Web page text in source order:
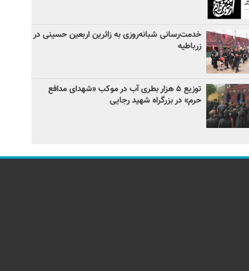
خدمت‌رسانی شبانه‌روزی به زائرین اربعین حسینی در
زرباطیه
توزیع ۵ هزار بطری آب در موکب «شهدای مدافع
حرم» در بزرگراه شهید رجایی